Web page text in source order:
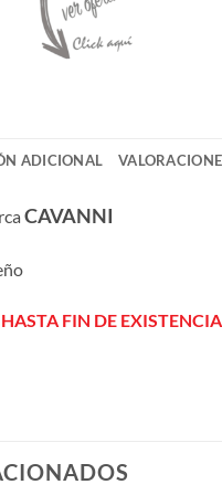
ADICIONAL
CAVANNI
FIN DE EXISTENCIA